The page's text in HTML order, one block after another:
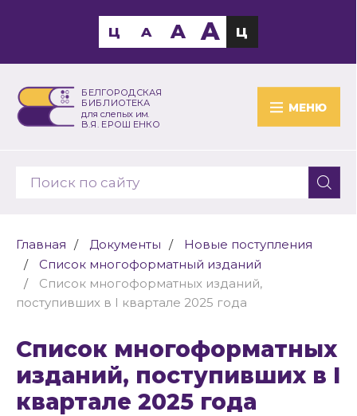
БЕЛГОРОДСКАЯ
БИБЛИОТЕКА
для слепых им.
В.Я. ЕРОШЕНКО
МЕНЮ
Ц A A A Ц
Главная Документы
Новые поступления
Список многоформатный изданий
Список многоформатных изданий,
поступивших в I квартале 2025 года
Список многоформатных
изданий, поступивших в I
квартале 2025 года